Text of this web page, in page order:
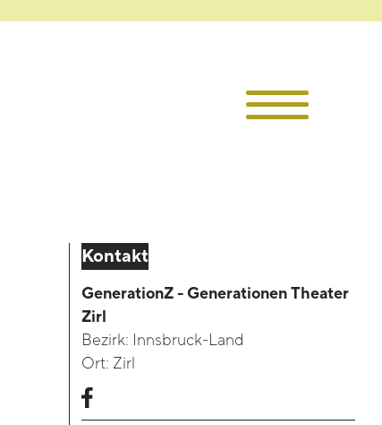
Kontakt
GenerationZ - Generationen Theater
Zirl
Bezirk: Innsbruck-Land
Ort: Zirl
Die TKI